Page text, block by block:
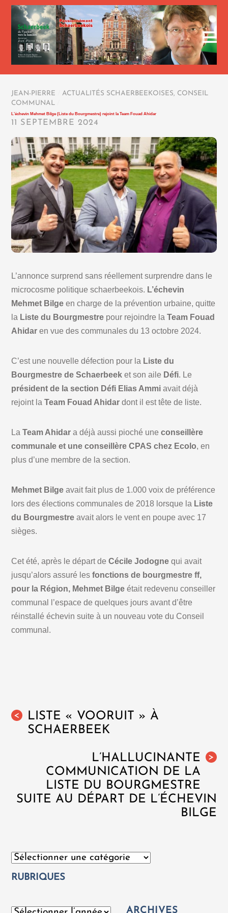
JEAN-PIERRE ACTUALITÉS SCHAERBEEKOISES, CONSEIL
COMMUNAL
L’échevin Mehmet Bilge (Liste du Bourgmestre) rejoint la Team Fouad Ahidar
11 SEPTEMBRE 2024
L’annonce surprend sans réellement surprendre dans le
microcosme politique schaerbeekois. L’échevin
Mehmet Bilge en charge de la prévention urbaine, quitte
la Liste du Bourgmestre pour rejoindre laTeam Fouad
Ahidar en vue des communales du 13 octobre 2024.
C’est une nouvelle défection pour la Liste du
Bourgmestre de Schaerbeek et son aile Défi. Le
président de la section Défi Elias Ammi avait déjà
rejoint laTeam Fouad Ahidar dont il est tête de liste.
LaTeam Ahidar a déjà aussi pioché une conseillère
communale et une conseillère CPAS chez Ecolo, en
plus d’une membre de la section.
Mehmet Bilge avait fait plus de 1.000 voix de préférence
lors des élections communales de 2018 lorsque la Liste
du Bourgmestre avait alors le vent en poupe avec 17
sièges.
Cet été, après le départ deCécile Jodogne qui avait
jusqu’alors assuré lesfonctions de bourgmestre ff,
pour la Région, Mehmet Bilge était redevenu conseiller
communal l’espace de quelques jours avant d’être
réinstallé échevin suite à un nouveau vote du Conseil
communal.
<
LISTE « VOORUIT » À
SCHAERBEEK
>
L’HALLUCINANTE
COMMUNICATION DE LA
LISTE DU BOURGMESTRE
SUITE AU DÉPART DE L’ÉCHEVIN
BILGE
Catégories
RUBRIQUES
ARCHIVES